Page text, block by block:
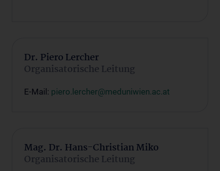
Dr. Piero Lercher
Organisatorische Leitung
E-Mail: piero.lercher@meduniwien.ac.at
Mag. Dr. Hans-Christian Miko
Organisatorische Leitung